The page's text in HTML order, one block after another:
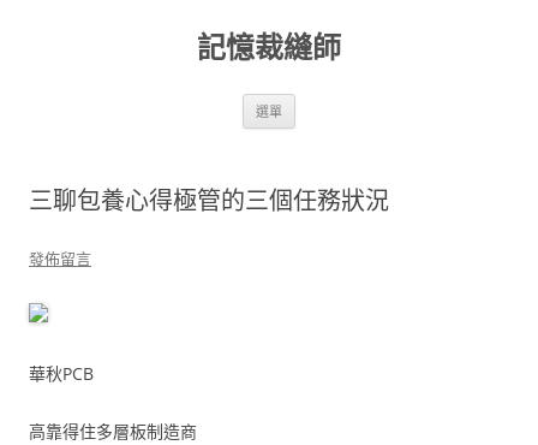
記憶裁縫師
選單
三聊包養心得極管的三個任務狀況
發佈留言
華秋PCB
高靠得住多層板制造商